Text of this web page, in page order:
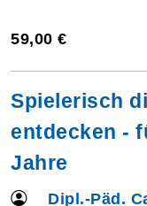
59,00 €
Spielerisch
entdecken -
Jahre
Dipl.-Päd.